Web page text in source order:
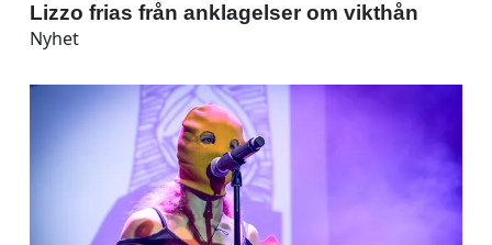
Lizzo frias från anklagelser om vikthån
Nyhet